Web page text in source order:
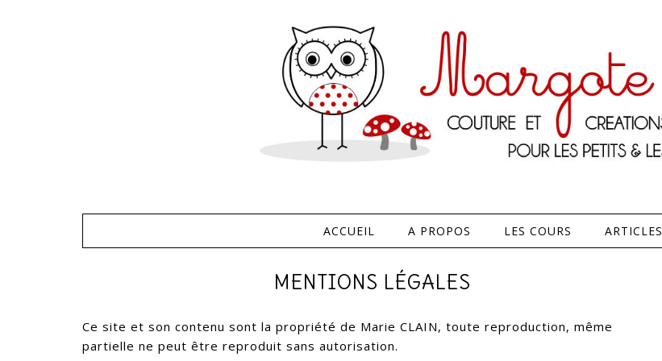
ACCUEIL A PROPOS LES COURS ARTICLES
MENTIONS LÉGALES
Ce site et son contenu sont la propriété de Marie CLAIN, toute reproduction, même
partielle ne peut être reproduit sans autorisation.